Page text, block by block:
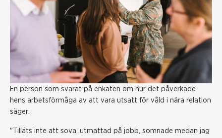
En person som svarat på enkäten om hur det påverkade
hens arbetsförmåga av att vara utsatt för våld i nära relation
säger:
"Tilläts inte att sova, utmattad på jobb, somnade medan jag